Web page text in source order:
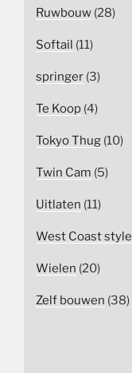
Ruwbouw (28)
Softail (11)
springer (3)
Te Koop (4)
Tokyo Thug (10)
Twin Cam (5)
Uitlaten (11)
West Coast style
Wielen (20)
Zelf bouwen (38)